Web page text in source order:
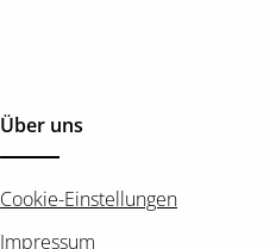
Über uns
Cookie-Einstellungen
Impressum